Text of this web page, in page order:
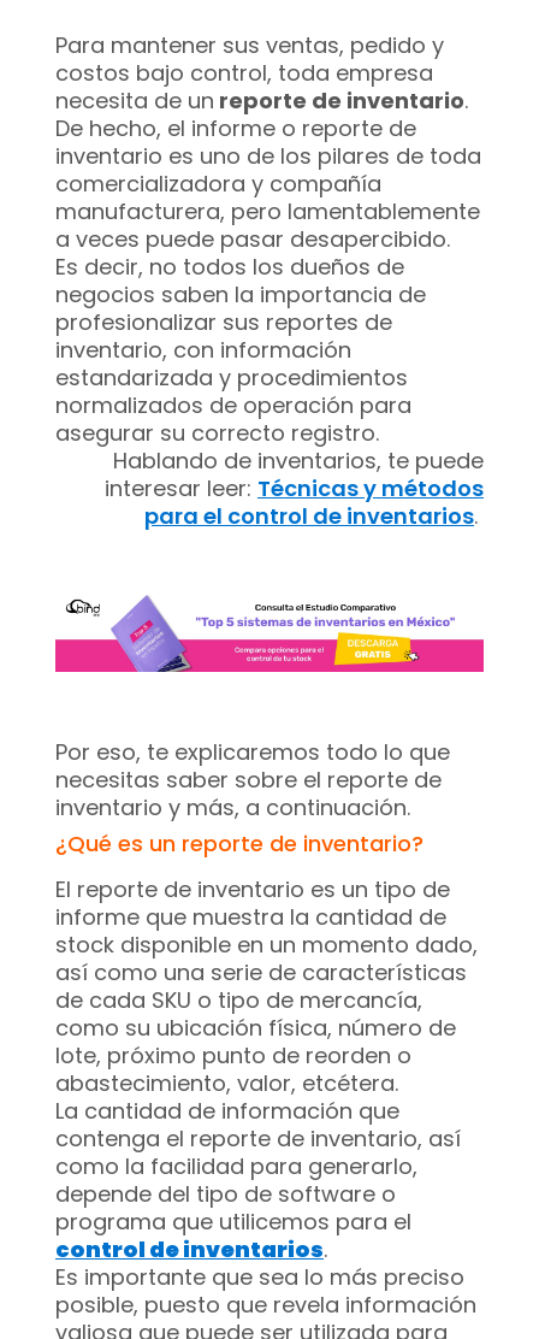
Para mantener sus ventas, pedido y
costos bajo control, toda empresa
necesita de un reporte de inventario.
De hecho, el informe o reporte de
inventario es uno de los pilares de toda
comercializadora y compañía
manufacturera, pero lamentablemente
a veces puede pasar desapercibido.
Es decir, no todos los dueños de
negocios saben la importancia de
profesionalizar sus reportes de
inventario, con información
estandarizada y procedimientos
normalizados de operación para
asegurar su correcto registro.
Hablando de inventarios, te puede
interesar leer: Técnicas y métodos
para el control de inventarios.
Por eso, te explicaremos todo lo que
necesitas saber sobre el reporte de
inventario y más, a continuación.
¿Qué es un reporte de inventario?
El reporte de inventario es un tipo de
informe que muestra la cantidad de
stock disponible en un momento dado,
así como una serie de características
de cada SKU o tipo de mercancía,
como su ubicación física, número de
lote, próximo punto de reorden o
abastecimiento, valor, etcétera.
La cantidad de información que
contenga el reporte de inventario, así
como la facilidad para generarlo,
depende del tipo de software o
programa que utilicemos para el
control de inventarios.
Es importante que sea lo más preciso
posible, puesto que revela información
valiosa que puede ser utilizada para